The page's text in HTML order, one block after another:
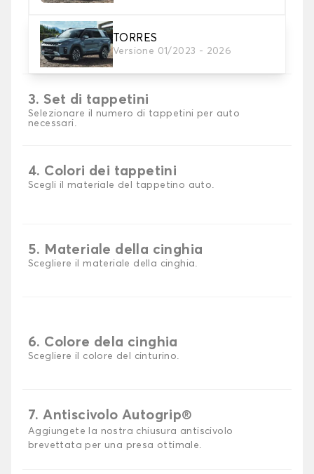
TORRES
Versione 01/2023 - 2026
2. Materiale
Scegli il materiale del tappetini auto
3. Set di tappetini
Selezionare il numero di tappetini per auto
necessari.
4. Colori dei tappetini
Scegli il materiale del tappetino auto.
5. Materiale della cinghia
Scegliere il materiale della cinghia.
6. Colore dela cinghia
Scegliere il colore del cinturino.
7. Antiscivolo Autogrip®
Aggiungete la nostra chiusura antiscivolo
brevettata per una presa ottimale.